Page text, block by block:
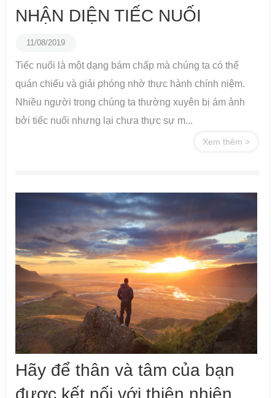
NHẬN DIỆN TIẾC NUỐI
11/08/2019
Tiếc nuối là một dạng bám chấp mà chúng ta có thể
quán chiếu và giải phóng nhờ thực hành chính niệm.
Nhiều người trong chúng ta thường xuyên bị ám ảnh
bởi tiếc nuối nhưng lại chưa thực sự m...
Xem thêm >
Hãy để thân và tâm của bạn